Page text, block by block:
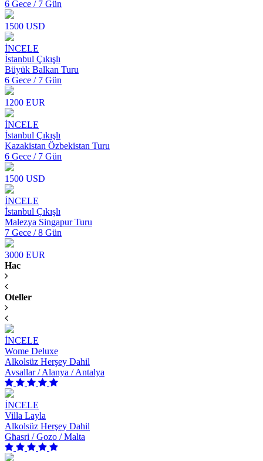
6 Gece / 7 Gün
1500 USD
İNCELE
İstanbul Çıkışlı
Büyük Balkan Turu
6 Gece / 7 Gün
1200 EUR
İNCELE
İstanbul Çıkışlı
Kazakistan Özbekistan Turu
6 Gece / 7 Gün
1500 USD
İNCELE
İstanbul Çıkışlı
Malezya Singapur Turu
7 Gece / 8 Gün
3000 EUR
Hac
Oteller
İNCELE
Wome Deluxe
Alkolsüz Herşey Dahil
Avsallar / Alanya / Antalya
İNCELE
Villa Layla
Alkolsüz Herşey Dahil
Għasri / Gozo / Malta